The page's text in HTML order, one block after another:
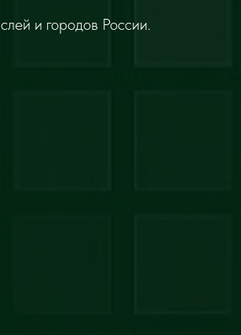
и городов России.